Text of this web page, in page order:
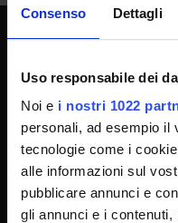
Consenso Dettagli
Uso responsabile dei
Noi e i nostri 1022
personali, ad esempio il
tecnologie come i
alle informazioni sul
pubblicare annunci e
gli annunci e i
Transparency
Official University Register
Job vacancies